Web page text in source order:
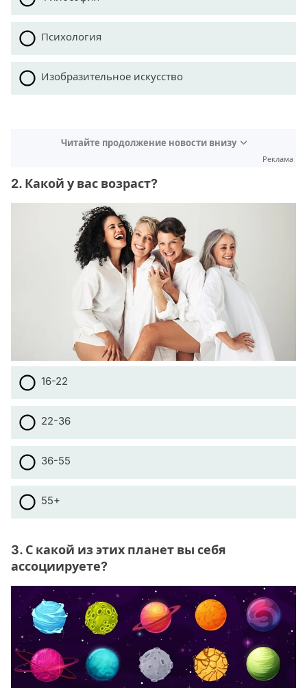
Психология
Изобразительное искусство
Читайте продолжение новости внизу
Реклама
2. Какой у вас возраст?
16-22
22-36
36-55
55+
3. С какой из этих планет вы себя
ассоциируете?